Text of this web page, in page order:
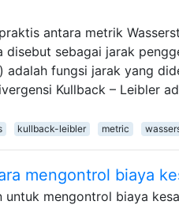
antara metrik
disebut sebagai jarak
adalah fungsi jarak yang
Kullback – Leibler
kullback-leibler metric
mengontrol biaya
untuk mengontrol biaya